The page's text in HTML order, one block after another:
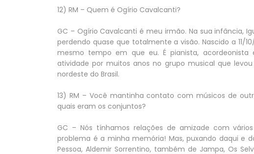
12) RM – Quem é Ogírio Cavalcanti?
GC – Ogírio Cavalcanti é meu irmão. Na sua infância,
perdendo quase que totalmente a visão. Nascido a 11/
mesmo tempo em que eu. É pianista,
atividade por muitos anos no grupo musical que
nordeste do Brasil.
13) RM – Você mantinha contato com músicos de
quais eram os conjuntos?
GC – Nós tínhamos relações de amizade com
problema é a minha memória! Mas, puxando daqui e
Pessoa, Aldemir Sorrentino, também de Jampa, Os